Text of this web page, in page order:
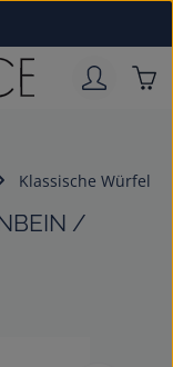
Klassische Würfel
/